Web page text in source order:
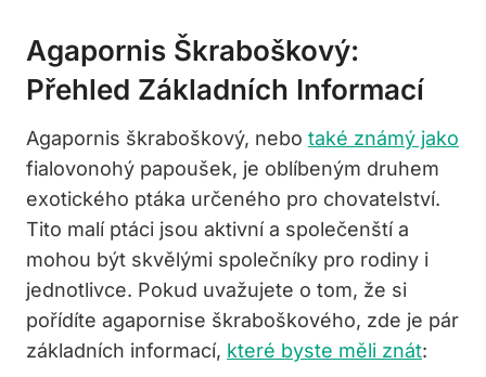
Agapornis Škraboškový:
Přehled Základních Informací
Agapornis škraboškový, nebo také známý jako
fialovonohý papoušek, je oblíbeným druhem
exotického ptáka určeného pro chovatelství.
Tito malí ptáci jsou aktivní a společenští a
mohou být skvělými společníky pro rodiny i
jednotlivce. Pokud uvažujete o tom, že si
pořídíte agapornise škraboškového, zde je pár
základních informací, které byste měli znát: